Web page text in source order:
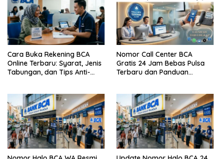
Cara Buka Rekening BCA
Online Terbaru: Syarat, Jenis
Tabungan, dan Tips Anti-
Nomor Call Center BCA
Gratis 24 Jam Bebas Pulsa
Terbaru dan Panduan